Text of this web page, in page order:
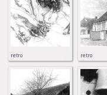
retro retro